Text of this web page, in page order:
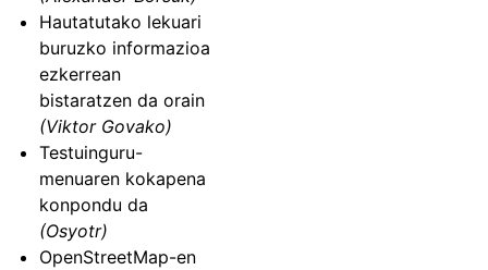
Hautatutako lekuari
buruzko informazioa
ezkerrean
bistaratzen da orain
(Viktor Govako)
Testuinguru-
menuaren kokapena
konpondu da
(Osyotr)
OpenStreetMap-en